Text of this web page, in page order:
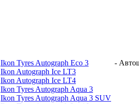
Ikon Tyres Autograph Eco 3
Ikon Autograph Ice LT3
Ikon Autograph Ice LT4
Ikon Tyres Autograph Aqua 3
Ikon Tyres Autograph Aqua 3 SUV
-